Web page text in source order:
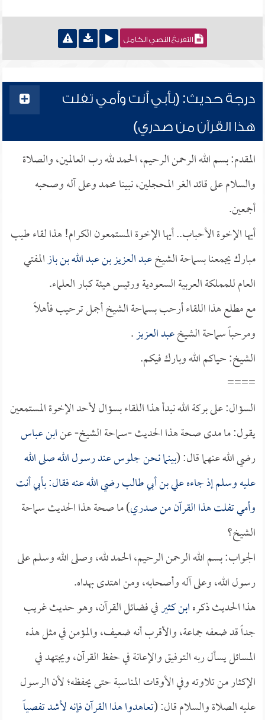
التفريغ النصي الكامل
درجة حديث: (بأبي أنت وأمي تفلت
هذا القرآن من صدري)
المقدم: بسم الله الرحمن الرحيم، الحمد لله رب العالمين، والصلاة
والسلام على قائد الغر المحجلين، نبينا محمد وعلى آله وصحبه
أجمعين.
أيها الإخوة الأحباب.. أيها الإخوة المستمعون الكرام! هذا لقاء طيب
مبارك يجمعنا بسماحة الشيخعبد العزيز بن عبد الله بن بازالمفتي
العام للمملكة العربية السعودية ورئيس هيئة كبار العلماء.
مع مطلع هذا اللقاء أرحب بسماحة الشيخ أجمل ترحيب فأهلاً
ومرحباً سماحة الشيخعبد العزيز.
الشيخ: حياكم الله وبارك فيكم.
====
السؤال: على بركة الله نبدأ هذا اللقاء بسؤال لأحد الإخوة المستمعين
يقول: ما مدى صحة هذا الحديث -سماحة الشيخ- عنابن عباس
رضي الله عنهما قال: (بينما نحن جلوس عند رسول الله صلى الله
عليه وسلم إذ جاءهعلي بن أبي طالبرضي الله عنه فقال: بأبي أنت
وأمي تفلت هذا القرآن من صدري) ما صحة هذا الحديث سماحة
الشيخ؟
الجواب: بسم الله الرحمن الرحيم، الحمد لله، وصلى الله وسلم على
رسول الله، وعلى آله وأصحابه، ومن اهتدى بهداه.
هذا الحديث ذكرهابن كثيرفي فضائل القرآن، وهو حديث غريب
جداً قد ضعفه جماعة، والأقرب أنه ضعيف، والمؤمن في مثل هذه
المسائل يسأل ربه التوفيق والإعانة في حفظ القرآن، ويجتهد في
الإكثار من تلاوته وفي الأوقات المناسبة حتى يحفظه؛ لأن الرسول
عليه الصلاة والسلام قال: (تعاهدوا هذا القرآن فإنه لأشد تفصياً